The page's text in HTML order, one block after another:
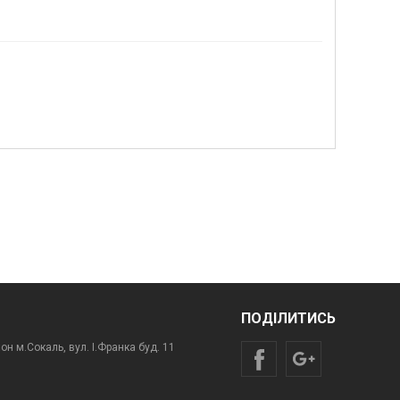
м.Сокаль, вул. І.Франка буд. 11
ПОДІЛИТИСЬ